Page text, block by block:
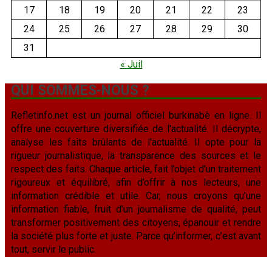
17
18 19 20 21 22
23
24
25 26 27 28 29
30
31
« Juil
QUI SOMMES-NOUS ?
Refletinfo.net est un journal officiel burkinabè en ligne. Il
offre une couverture diversifiée de l'actualité. Il décrypte,
analyse les faits brûlants de l'actualité. Il opte pour la
rigueur journalistique, la transparence des sources et le
respect des faits. Chaque article, fait l’objet d’un traitement
rigoureux et équilibré, afin d’offrir à nos lecteurs, une
information crédible et utile. Car, nous croyons qu’une
information fiable, fruit d’un journalisme de qualité, peut
transformer positivement des citoyens, épanouir et rendre
la société plus forte et juste. Parce qu’informer, c’est avant
tout, servir le public.